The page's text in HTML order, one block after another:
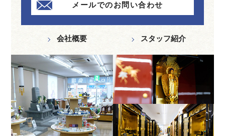
メールでのお問い合わせ
会社概要 スタッフ紹介